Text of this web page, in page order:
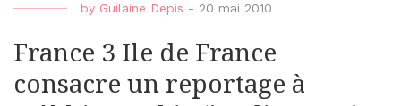
by Guilaine Depis - 20 mai 2010
France 3 Ile de France
consacre un reportage à